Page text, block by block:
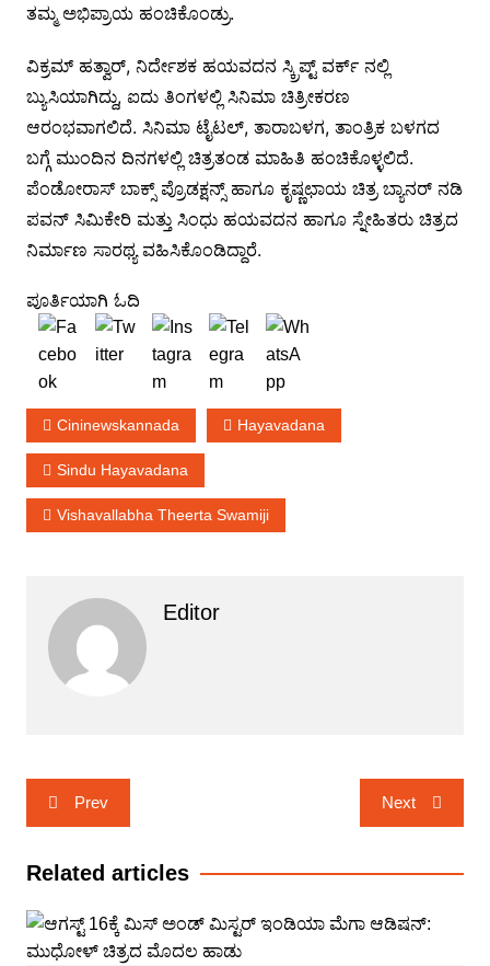
ತಮ್ಮ ಅಭಿಪ್ರಾಯ ಹಂಚಿಕೊಂಡ್ರು.
ವಿಕ್ರಮ್ ಹತ್ವಾರ್, ನಿರ್ದೇಶಕ ಹಯವದನ ಸ್ಕ್ರಿಪ್ಟ್ ವರ್ಕ್ ನಲ್ಲಿ
ಬ್ಯುಸಿಯಾಗಿದ್ದು, ಐದು ತಿಂಗಳಲ್ಲಿ ಸಿನಿಮಾ ಚಿತ್ರೀಕರಣ
ಆರಂಭವಾಗಲಿದೆ. ಸಿನಿಮಾ ಟೈಟಲ್, ತಾರಾಬಳಗ, ತಾಂತ್ರಿಕ ಬಳಗದ
ಬಗ್ಗೆ ಮುಂದಿನ ದಿನಗಳಲ್ಲಿ ಚಿತ್ರತಂಡ ಮಾಹಿತಿ ಹಂಚಿಕೊಳ್ಳಲಿದೆ.
ಪೆಂಡೋರಾಸ್ ಬಾಕ್ಸ್ ಪ್ರೊಡಕ್ಷನ್ಸ್ ಹಾಗೂ ಕೃಷ್ಣಛಾಯ ಚಿತ್ರ ಬ್ಯಾನರ್ ನಡಿ
ಪವನ್ ಸಿಮಿಕೇರಿ ಮತ್ತು ಸಿಂಧು ಹಯವದನ ಹಾಗೂ ಸ್ನೇಹಿತರು ಚಿತ್ರದ
ನಿರ್ಮಾಣ ಸಾರಥ್ಯ ವಹಿಸಿಕೊಂಡಿದ್ದಾರೆ.
ಪೂರ್ತಿಯಾಗಿ ಓದಿ
Cininewskannada Hayavadana
Sindu Hayavadana
Vishavallabha Theerta Swamiji
Editor
Post
navigation
Prev Next
Related articles